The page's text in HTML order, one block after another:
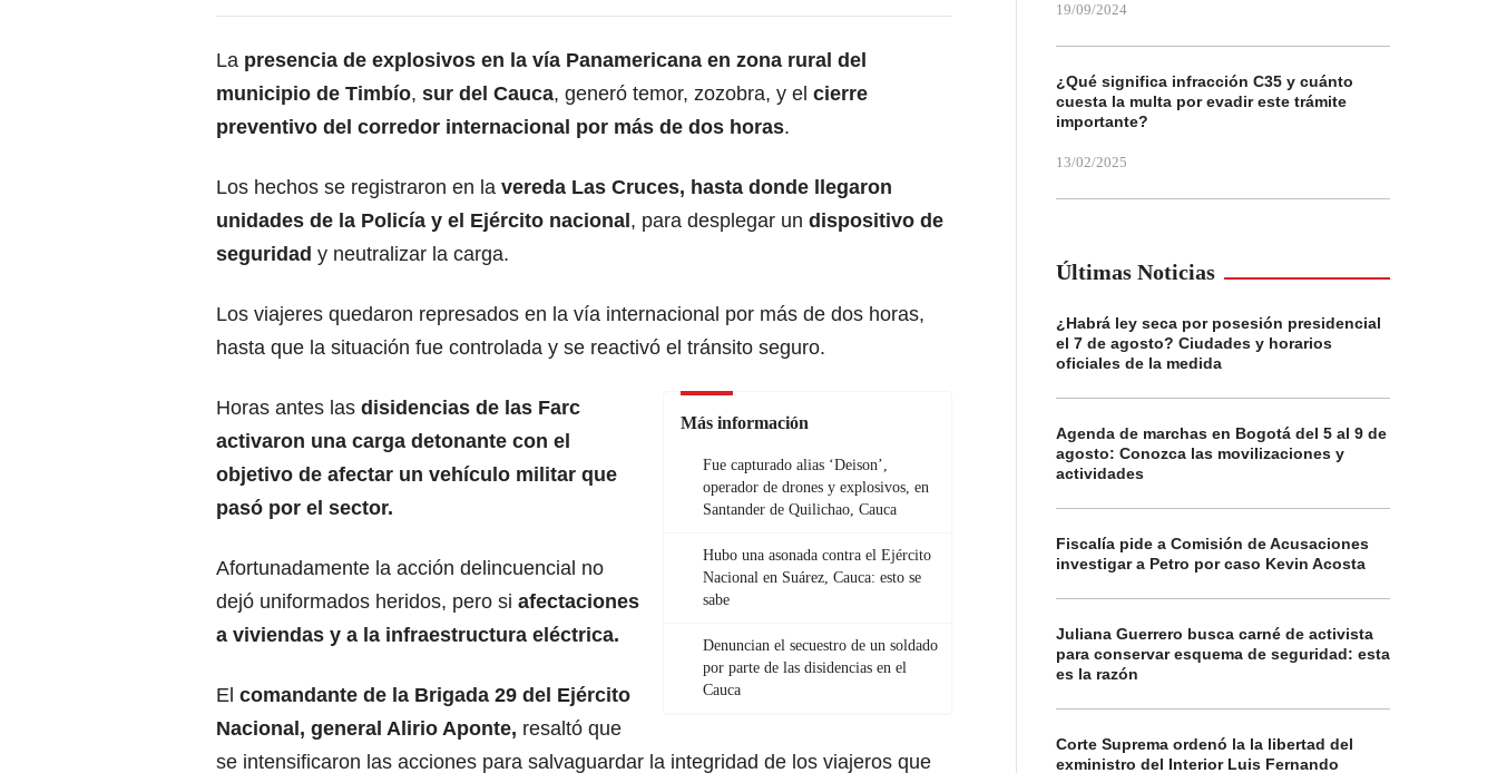
La presencia de explosivos en la vía Panamericana en zona rural del
municipio de Timbío, sur del Cauca, generó temor, zozobra, y el cierre
preventivo del corredor internacional por más de dos horas.
Los hechos se registraron en la vereda Las Cruces, hasta donde llegaron
unidades de la Policía y el Ejército nacional , para desplegar un dispositivo de
seguridad y neutralizar la carga.
Los viajeres quedaron represados en la vía internacional por más de dos horas,
hasta que la situación fue controlada y se reactivó el tránsito seguro.
Más información
Fue capturado alias ‘Deison’,
operador de drones y explosivos, en
Santander de Quilichao, Cauca
Hubo una asonada contra el Ejército
Nacional en Suárez, Cauca: esto se
sabe
Denuncian el secuestro de un soldado
por parte de las disidencias en el
Cauca
Horas antes las disidencias de las Farc
activaron una carga detonante con el
objetivo de afectar un vehículo militar que
pasó por el sector.
Afortunadamente la acción delincuencial no
dejó uniformados heridos, pero si afectaciones
a viviendas y a la infraestructura eléctrica.
El comandante de la Brigada 29 del Ejército
Nacional, general Alirio Aponte, resaltó que
se intensificaron las acciones para salvaguardar la integridad de los viajeros que
19/09/2024
¿Qué significa infracción C35 y cuánto
cuesta la multa por evadir este trámite
importante?
13/02/2025
Últimas Noticias
¿Habrá ley seca por posesión presidencial
el 7 de agosto? Ciudades y horarios
oficiales de la medida
Agenda de marchas en Bogotá del 5 al 9 de
agosto: Conozca las movilizaciones y
actividades
Fiscalía pide a Comisión de Acusaciones
investigar a Petro por caso Kevin Acosta
Juliana Guerrero busca carné de activista
para conservar esquema de seguridad: esta
es la razón
Corte Suprema ordenó la la libertad del
exministro del Interior Luis Fernando